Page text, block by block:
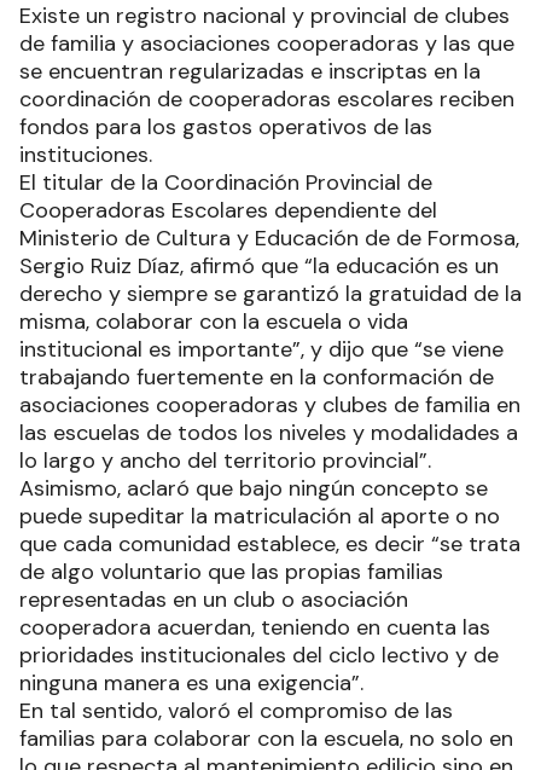
Existe un registro nacional y provincial de clubes
de familia y asociaciones cooperadoras y las que
se encuentran regularizadas e inscriptas en la
coordinación de cooperadoras escolares reciben
fondos para los gastos operativos de las
instituciones.
El titular de la Coordinación Provincial de
Cooperadoras Escolares dependiente del
Ministerio de Cultura y Educación de de Formosa,
Sergio Ruiz Díaz, afirmó que “la educación es un
derecho y siempre se garantizó la gratuidad de la
misma, colaborar con la escuela o vida
institucional es importante”, y dijo que “se viene
trabajando fuertemente en la conformación de
asociaciones cooperadoras y clubes de familia en
las escuelas de todos los niveles y modalidades a
lo largo y ancho del territorio provincial”.
Asimismo, aclaró que bajo ningún concepto se
puede supeditar la matriculación al aporte o no
que cada comunidad establece, es decir “se trata
de algo voluntario que las propias familias
representadas en un club o asociación
cooperadora acuerdan, teniendo en cuenta las
prioridades institucionales del ciclo lectivo y de
ninguna manera es una exigencia”.
En tal sentido, valoró el compromiso de las
familias para colaborar con la escuela, no solo en